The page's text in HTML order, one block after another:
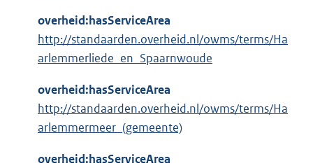
overheid:hasServiceArea
http://standaarden.overheid.nl/owms/terms/Ha
arlemmerliede_en_Spaarnwoude
overheid:hasServiceArea
http://standaarden.overheid.nl/owms/terms/Ha
arlemmermeer_(gemeente)
overheid:hasServiceArea